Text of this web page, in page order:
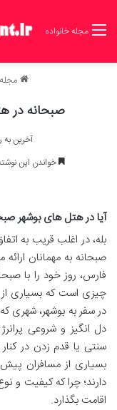
مجله خانواده
صبحانه در
آخرین به روز
خواندن این نوشته از مجله
آیا در هتل های بوشهر
بله، در اغلب قریب به
صبحانه به مهمانان
فارس، روز خود را با
چیزی است که بسیاری از
در سفر به بوشهر، شهری
دل انگیز و شروعی
سنتی یا قدم زدن در
بسیاری از مسافران
دارند؛ چرا که کیفیت و
اقامت بگذارد.